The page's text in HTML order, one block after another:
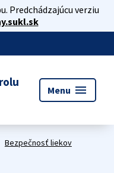
Predchádzajúcu verziu
Menu menu
Bezpečnosť liekov